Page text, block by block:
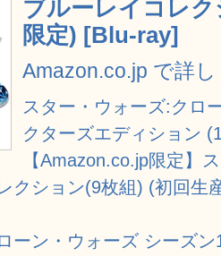
ブルーレイコレ
限定) [Blu-ray]
Amazon.co.jp で詳
スター・ウォーズ:クロ
クターズエディション
【Amazon.co.jp限定】
クション(9枚組) (初回生
ーン・ウォーズ シーズ